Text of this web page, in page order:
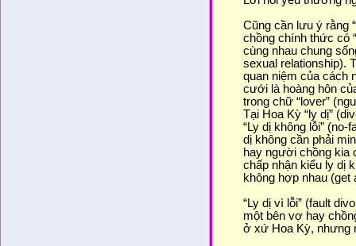
Cũng cần lưu ý rằng
chồng chính thức có
cùng nhau chung
sexual relationship).
quan niệm của cách
cưới là hoàng hôn
trong chữ “lover”
Tại Hoa Kỳ “ly dị”
“Ly dị không lỗi”
dị không cần phải
hay người chồng kia
chấp nhận kiểu ly dị
không hợp nhau (get
“Ly dị vì lỗi” (fault
một bên vợ hay
ở xứ Hoa Kỳ, nhưng